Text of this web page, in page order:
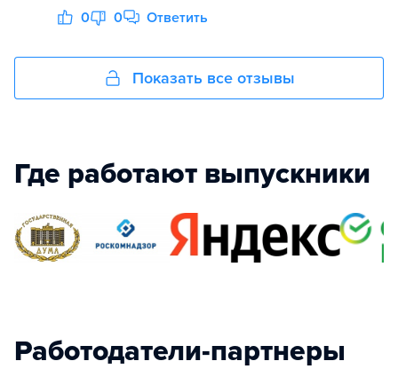
0 0 Ответить
Показать все отзывы
Где работают выпускники
Работодатели-партнеры